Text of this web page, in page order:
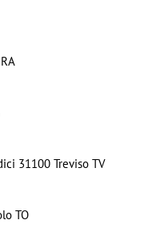
31100 Treviso TV
TO